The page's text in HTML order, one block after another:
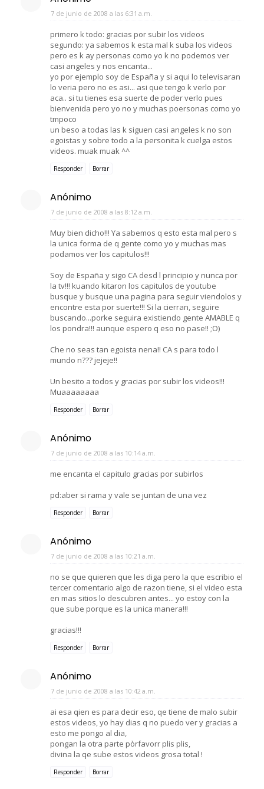
7 de junio de 2008 a las 6:31 a.m.
primero k todo: gracias por subir los videos
segundo: ya sabemos k esta mal k suba los videos
pero es k ay personas como yo k no podemos ver
casi angeles y nos encanta...
yo por ejemplo soy de España y si aqui lo televisaran
lo veria pero no es asi... asi que tengo k verlo por
aca.. si tu tienes esa suerte de poder verlo pues
bienvenida pero yo no y muchas poersonas como yo
tmpoco
un beso a todas las k siguen casi angeles k no son
egoistas y sobre todo a la personita k cuelga estos
videos. muak muak ^^
Responder Borrar
Anónimo
7 de junio de 2008 a las 8:12 a.m.
Muy bien dicho!!! Ya sabemos q esto esta mal pero s
la unica forma de q gente como yo y muchas mas
podamos ver los capitulos!!!
Soy de España y sigo CA desd l principio y nunca por
la tv!!! kuando kitaron los capitulos de youtube
busque y busque una pagina para seguir viendolos y
encontre esta por suerte!!! Si la cierran, seguire
buscando...porke seguira existiendo gente AMABLE q
los pondra!!! aunque espero q eso no pase!! ;O)
Che no seas tan egoista nena!! CA s para todo l
mundo n??? jejeje!!
Un besito a todos y gracias por subir los videos!!!
Muaaaaaaaa
Responder Borrar
Anónimo
7 de junio de 2008 a las 10:14 a.m.
me encanta el capitulo gracias por subirlos
pd:aber si rama y vale se juntan de una vez
Responder Borrar
Anónimo
7 de junio de 2008 a las 10:21 a.m.
no se que quieren que les diga pero la que escribio el
tercer comentario algo de razon tiene, si el video esta
en mas sitios lo descubren antes... yo estoy con la
que sube porque es la unica manera!!!
gracias!!!
Responder Borrar
Anónimo
7 de junio de 2008 a las 10:42 a.m.
ai esa qien es para decir eso, qe tiene de malo subir
estos videos, yo hay dias q no puedo ver y gracias a
esto me pongo al dia,
pongan la otra parte pòrfavorr plis plis,
divina la qe sube estos videos grosa total !
Responder Borrar